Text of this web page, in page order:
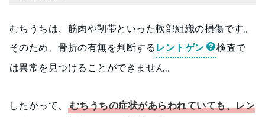
むちうちは、筋肉や靭帯といった軟部組織の損傷です。
そのため、骨折の有無を判断する レントゲン
検査で
は異常を見つけることができません。
したがって、
むちうちの症状があらわれていても、レン